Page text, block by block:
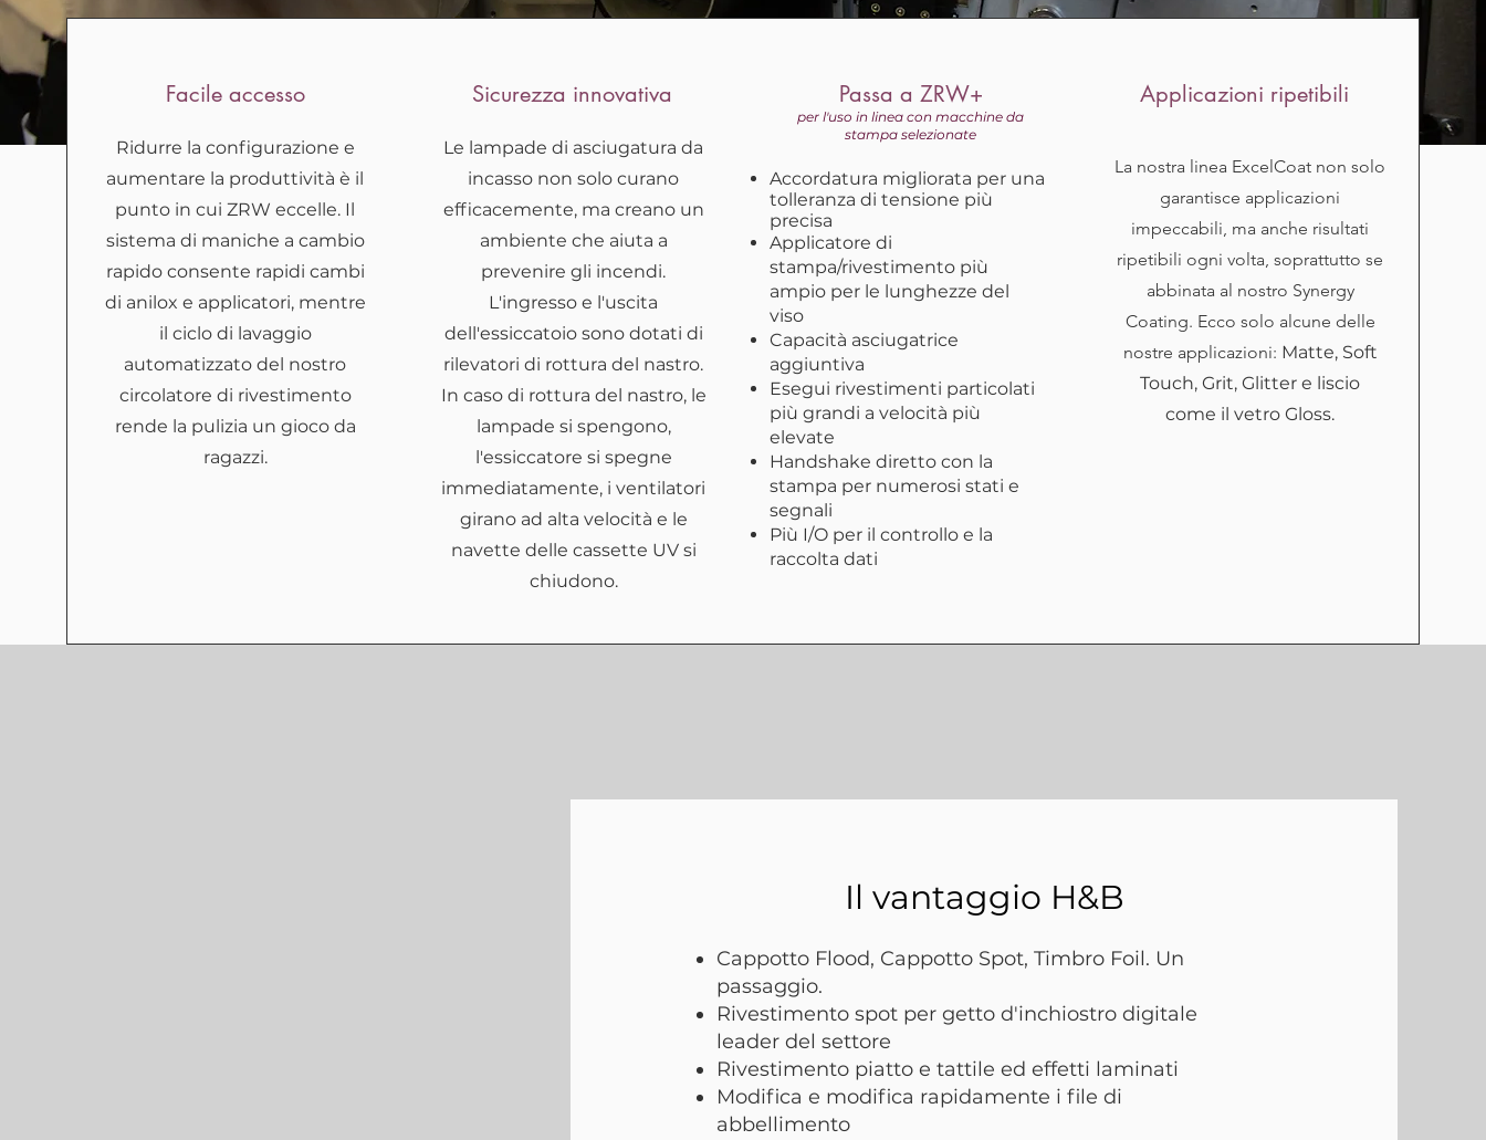
Facile accesso
Ridurre la configurazione e
aumentare la produttività è il
punto in cui ZRW eccelle. Il
sistema di maniche a cambio
rapido consente rapidi cambi
di anilox e applicatori, mentre
il ciclo di lavaggio
automatizzato del nostro
circolatore di rivestimento
rende la pulizia un gioco da
ragazzi.
Sicurezza innovativa
Le lampade di asciugatura da
incasso non solo curano
efficacemente, ma creano un
ambiente che aiuta a
prevenire gli incendi.
L'ingresso e l'uscita
dell'essiccatoio sono dotati di
rilevatori di rottura del nastro.
In caso di rottura del nastro, le
lampade si spengono,
l'essiccatore si spegne
immediatamente, i ventilatori
girano ad alta velocità e le
navette delle cassette UV si
chiudono.
Passa a ZRW+
per l'uso in linea con macchine da
stampa selezionate
Accordatura migliorata per una
tolleranza di tensione più
precisa
Applicatore di
stampa/rivestimento più
ampio per le lunghezze del
viso
Capacità asciugatrice
aggiuntiva
Esegui rivestimenti particolati
più grandi a velocità più
elevate
Handshake diretto con la
stampa per numerosi stati e
segnali
Più I/O per il controllo e la
raccolta dati
Applicazioni ripetibili
La nostra linea ExcelCoat non solo
garantisce applicazioni
impeccabili, ma anche risultati
ripetibili ogni volta, soprattutto se
abbinata al nostro Synergy
Coating. Ecco solo alcune delle
nostre applicazioni: Matte, Soft
Touch, Grit, Glitter e liscio
come il vetro Gloss.
Il vantaggio H&B
Cappotto Flood, Cappotto Spot, Timbro Foil. Un
passaggio.
Rivestimento spot per getto d'inchiostro digitale
leader del settore
Rivestimento piatto e tattile ed effetti laminati
Modifica e modifica rapidamente i file di
abbellimento